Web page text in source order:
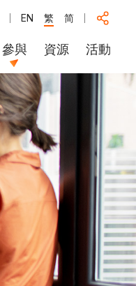
EN 繁 简
參與 資源 活動